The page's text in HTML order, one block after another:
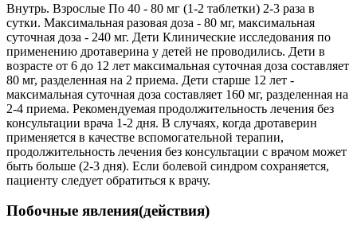
Внутрь. Взрослые По 40 - 80 мг (1-2 таблетки) 2-3 раза в
сутки. Максимальная разовая доза - 80 мг, максимальная
суточная доза - 240 мг. Дети Клинические исследования по
применению дротаверина у детей не проводились. Дети в
возрасте от 6 до 12 лет максимальная суточная доза составляет
80 мг, разделенная на 2 приема. Дети старше 12 лет -
максимальная суточная доза составляет 160 мг, разделенная на
2-4 приема. Рекомендуемая продолжительность лечения без
консультации врача 1-2 дня. В случаях, когда дротаверин
применяется в качестве вспомогательной терапии,
продолжительность лечения без консультации с врачом может
быть больше (2-3 дня). Если болевой синдром сохраняется,
пациенту следует обратиться к врачу.
Побочные явления(действия)